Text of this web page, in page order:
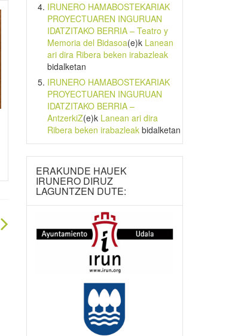
IRUNERO HAMABOSTEKARIAK
PROYECTUAREN INGURUAN
IDATZITAKO BERRIA – Teatro y
Memoria del Bidasoa(e)k Lanean
ari dira Ribera beken irabazleak
bidalketan
IRUNERO HAMABOSTEKARIAK
PROYECTUAREN INGURUAN
IDATZITAKO BERRIA –
AntzerkiZ(e)k Lanean ari dira
Ribera beken irabazleakbidalketan
ERAKUNDE HAUEK
IRUNERO DIRUZ
LAGUNTZEN DUTE: